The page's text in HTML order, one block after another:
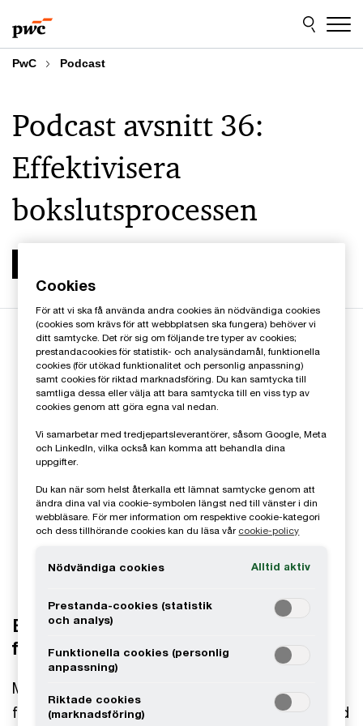
to
content
to
footer
PwC Podcast
Podcast avsnitt 36:
Effektivisera
bokslutsprocessen
Effektivisera bokslutsprocessen – tips
från experterna
Med årets slut i sikte närmar sig även årsbokslut
för många företag. I detta avsnitt samtalar vi med
Cookies
För att vi ska få använda andra cookies än nödvändiga cookies
(cookies som krävs för att webbplatsen ska fungera) behöver vi
ditt samtycke. Det rör sig om följande tre typer av cookies;
prestandacookies för statistik- och analysändamål, funktionella
cookies (för utökad funktionalitet och personlig anpassning)
samt cookies för riktad marknadsföring. Du kan samtycka till
samtliga dessa eller välja att bara samtycka till en viss typ av
cookies genom att göra egna val nedan.
Vi samarbetar med tredjepartsleverantörer, såsom Google, Meta
och LinkedIn, vilka också kan komma att behandla dina
uppgifter.
Du kan när som helst återkalla ett lämnat samtycke genom att
ändra dina val via cookie-symbolen längst ned till vänster i din
webbläsare. För mer information om respektive cookie-kategori
och dess tillhörande cookies kan du läsa vår cookie-policy
Nödvändiga cookies Alltid aktiv
Prestanda-cookies (statistik
och analys)
Funktionella cookies (personlig
anpassning)
Riktade cookies
(marknadsföring)